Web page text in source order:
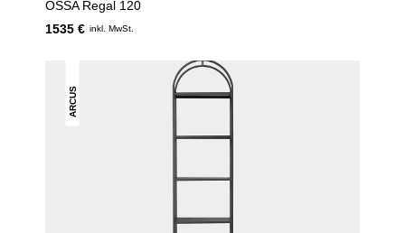
OSSA Regal 120
1535 € inkl. MwSt.
ARCUS